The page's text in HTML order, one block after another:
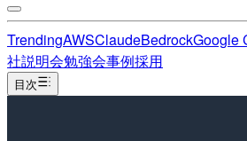
TrendingAWSClaudeBedrockGoogle
社説明会勉強会事例採用
目次